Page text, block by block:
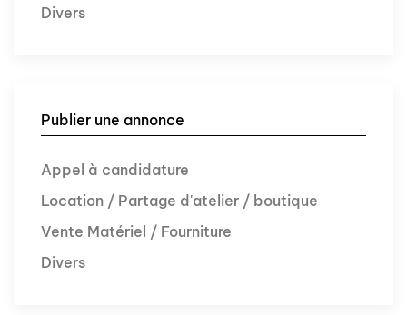
Divers
Publier une annonce
Appel à candidature
Location / Partage d'atelier / boutique
Vente Matériel / Fourniture
Divers